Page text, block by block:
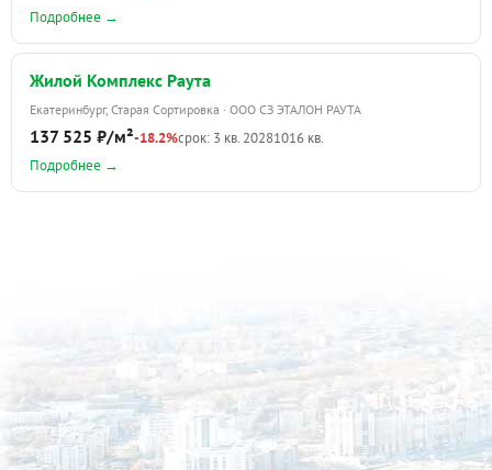
Подробнее →
Жилой Комплекс Раута
Екатеринбург, Старая Сортировка · ООО СЗ ЭТАЛОН РАУТА
137 525 ₽/м²-18.2%срок: 3 кв. 20281016 кв.
Подробнее →